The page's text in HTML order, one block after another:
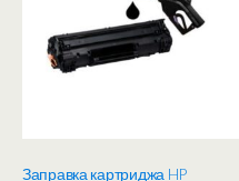
Заправка картриджа HP